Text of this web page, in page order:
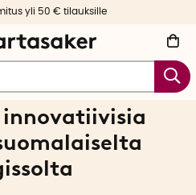
€ tilauksille